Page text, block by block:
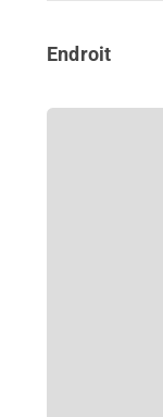
Endroit